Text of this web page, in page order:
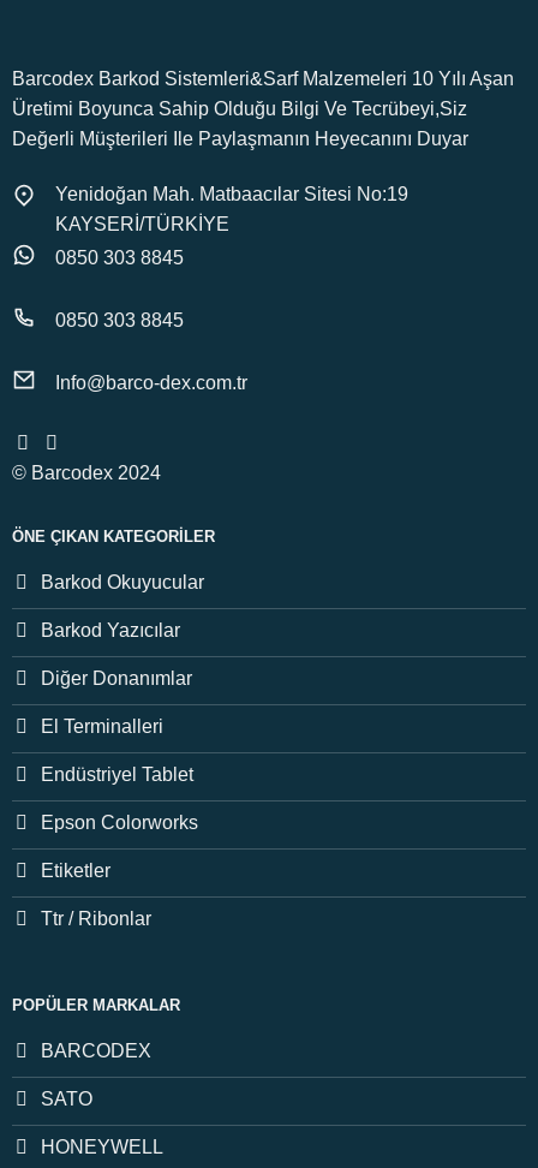
Barcodex Barkod Sistemleri&Sarf Malzemeleri 10 Yılı Aşan
Üretimi Boyunca Sahip Olduğu Bilgi Ve Tecrübeyi,Siz
Değerli Müşterileri Ile Paylaşmanın Heyecanını Duyar
Yenidoğan Mah. Matbaacılar Sitesi No:19
KAYSERİ/TÜRKİYE
0850 303 8845
0850 303 8845
Info@barco-dex.com.tr
© Barcodex 2024
ÖNE ÇIKAN KATEGORILER
Barkod Okuyucular
Barkod Yazıcılar
Diğer Donanımlar
El Terminalleri
Endüstriyel Tablet
Epson Colorworks
Etiketler
Ttr / Ribonlar
POPÜLER MARKALAR
BARCODEX
SATO
HONEYWELL